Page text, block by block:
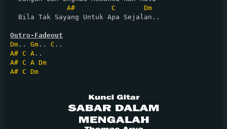
A#
C
Dm
  Bila Tak Sayang Untuk Apa Sejalan..
Outro-Fadeout
Dm .. Gm .. C
A# C A
A# C A Dm
A# C Dm